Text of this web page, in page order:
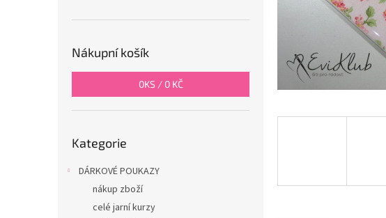
Nákupní košík
0KS / 0 KČ
kategorie
Kategorie
DÁRKOVÉ POUKAZY
nákup zboží
celé jarní kurzy